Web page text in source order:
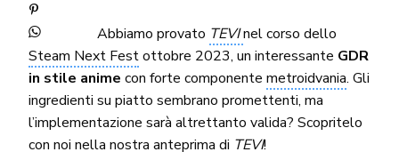
Abbiamo provato TEVInel corso dello
Steam Next Festottobre 2023, un interessante GDR
in stile anime con forte componentemetroidvania. Gli
ingredienti su piatto sembrano promettenti, ma
l’implementazione sarà altrettanto valida? Scopritelo
con noi nella nostra anteprima di TEVI!